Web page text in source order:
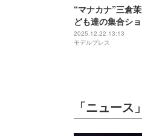
“マナカナ”三倉
ども達の集合シ
愛い」「素敵な誕
2025.12.22 13:13
モデルプレス
「ニュー